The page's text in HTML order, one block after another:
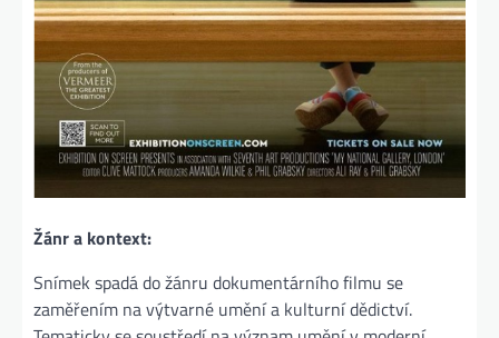
Žánr a kontext:
Snímek spadá do žánru dokumentárního filmu se
zaměřením na výtvarné umění a kulturní dědictví.